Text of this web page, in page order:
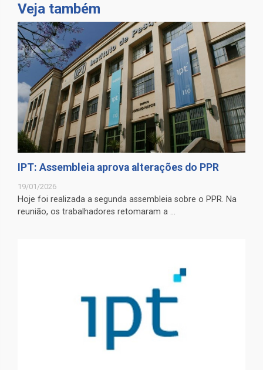
Veja também
IPT: Assembleia aprova alterações do PPR
19/01/2026
Hoje foi realizada a segunda assembleia sobre o PPR. Na
reunião, os trabalhadores retomaram a ...